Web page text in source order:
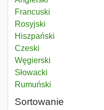
Francuski
Rosyjski
Hiszpański
Czeski
Węgierski
Słowacki
Rumuński
Sortowanie